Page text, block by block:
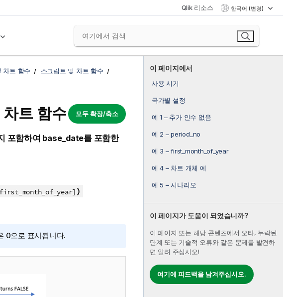
Qlik 리소스 한국어 (변경)
이 페이지에서
사용 시기
국가별 설정
예 1 – 추가 인수 없음
예 2 – period_no
예 3 – first_month_of_year
예 4 – 차트 개체 예
예 5 – 시나리오
이 페이지가 도움이 되었습니까?
이 페이지 또는 해당 콘텐츠에서 오타, 누락된
단계 또는 기술적 오류와 같은 문제를 발견하
면 알려 주십시오!
여기에 피드백을 남겨주십시오.
차트 함수
스크립트 및 차트 함수
모두 확장/축소
트 함수
포함하여 base_date를 포함한
)
0으로 표시됩니다.